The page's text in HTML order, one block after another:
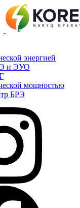
энергией
и ЭУО
мощностью
БРЭ